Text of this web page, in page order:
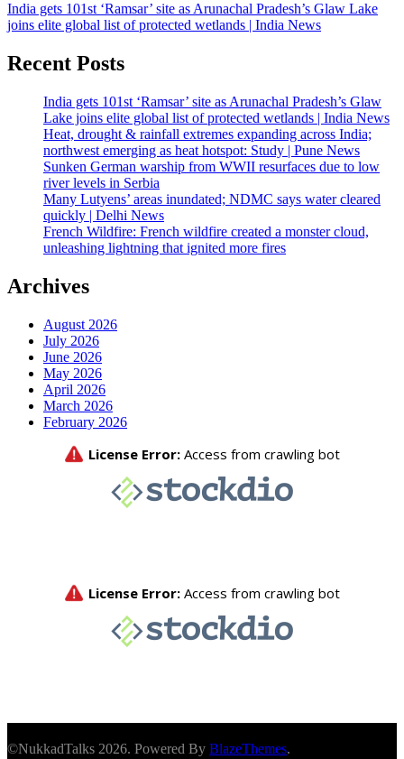
India gets 101st ‘Ramsar’ site as Arunachal Pradesh’s Glaw Lake
joins elite global list of protected wetlands | India News
Recent Posts
India gets 101st ‘Ramsar’ site as Arunachal Pradesh’s Glaw
Lake joins elite global list of protected wetlands | India News
Heat, drought & rainfall extremes expanding across India;
northwest emerging as heat hotspot: Study | Pune News
Sunken German warship from WWII resurfaces due to low
river levels in Serbia
Many Lutyens’ areas inundated; NDMC says water cleared
quickly | Delhi News
French Wildfire: French wildfire created a monster cloud,
unleashing lightning that ignited more fires
Archives
August 2026
July 2026
June 2026
May 2026
April 2026
March 2026
February 2026
©NukkadTalks 2026. Powered By BlazeThemes.